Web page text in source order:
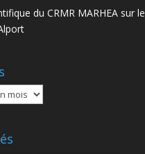
du CRMR MARHEA sur le